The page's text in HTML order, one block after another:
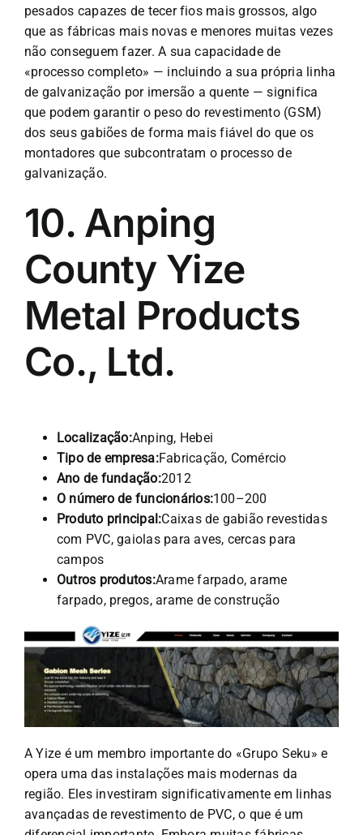
pesados capazes de tecer fios mais grossos, algo
que as fábricas mais novas e menores muitas vezes
não conseguem fazer. A sua capacidade de
«processo completo» — incluindo a sua própria linha
de galvanização por imersão a quente — significa
que podem garantir o peso do revestimento (GSM)
dos seus gabiões de forma mais fiável do que os
montadores que subcontratam o processo de
galvanização.
10. Anping
County Yize
Metal Products
Co., Ltd.
Localização:Anping, Hebei
Tipo de empresa:Fabricação, Comércio
Ano de fundação:2012
O número de funcionários:100–200
Produto principal:Caixas de gabião revestidas
com PVC, gaiolas para aves, cercas para
campos
Outros produtos:Arame farpado, arame
farpado, pregos, arame de construção
A Yize é um membro importante do «Grupo Seku» e
opera uma das instalações mais modernas da
região. Eles investiram significativamente em linhas
avançadas de revestimento de PVC, o que é um